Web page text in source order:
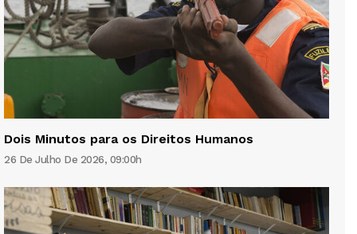
Dois Minutos para os Direitos Humanos
26 De Julho De 2026, 09:00h